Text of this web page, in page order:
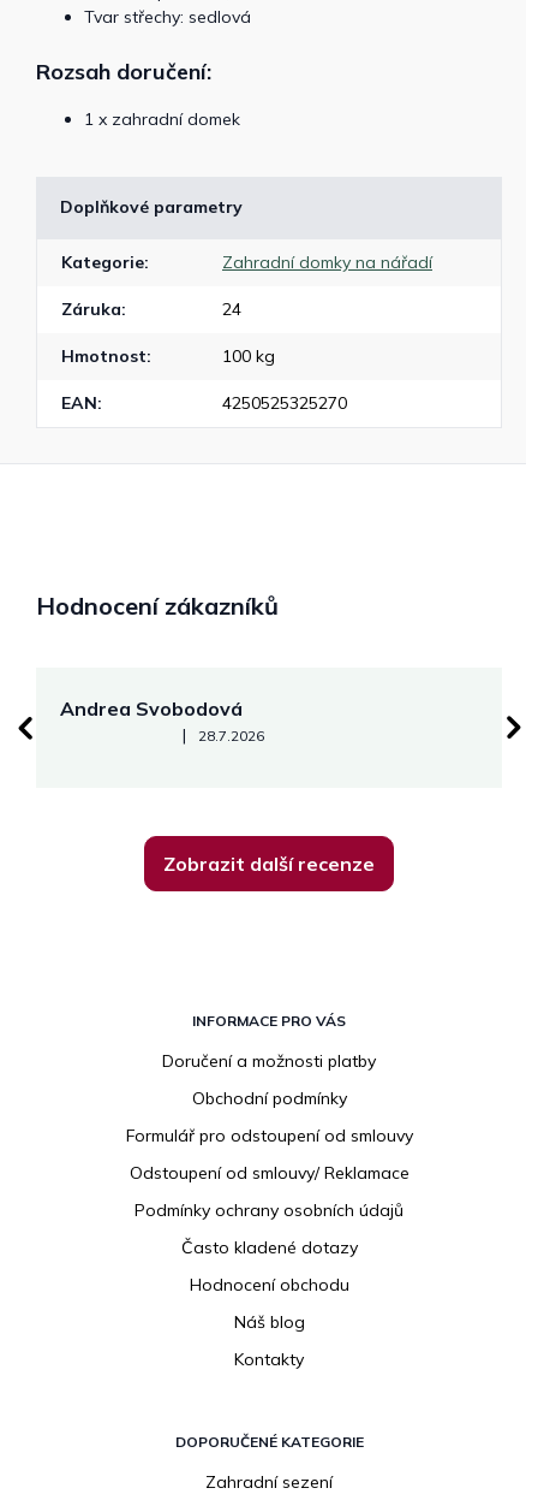
Tvar střechy: sedlová
Rozsah doručení:
1 x zahradní domek
Doplňkové parametry
Kategorie: Zahradní domky na nářadí
Záruka: 24
Hmotnost: 100 kg
EAN: 4250525325270
Hodnocení zákazníků
Andrea Svobodová
Hodnocení obchodu je 5 z 5 hvězdiček.
| 28.7.2026
Zobrazit další recenze
INFORMACE PRO VÁS
Doručení a možnosti platby
Obchodní podmínky
Formulář pro odstoupení od smlouvy
Odstoupení od smlouvy/ Reklamace
Podmínky ochrany osobních údajů
Často kladené dotazy
Hodnocení obchodu
Náš blog
Kontakty
DOPORUČENÉ KATEGORIE
Zahradní sezení